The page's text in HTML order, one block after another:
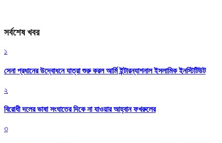
সর্বশেষ খবর
১
সেনা প্রধানের উদ্বোধনে যাত্রা শুরু করল আর্মি ইন্টারন্যাশনাল ইসলামিক ইনস্টিটিউট
২
বিরোধী দলের ভাষা সংঘাতের দিকে না যাওয়ার আহ্বান ফখরুলের
৩